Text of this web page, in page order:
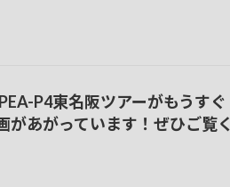
P4東名阪ツアーがもうすぐ
あがっています！ぜひご覧く